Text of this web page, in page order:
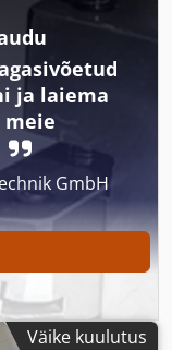
ja laiema
meie
GmbH
Väike kuulutus